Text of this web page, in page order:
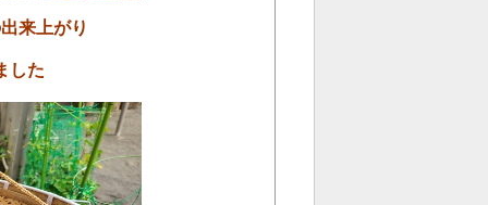
来上がり
した